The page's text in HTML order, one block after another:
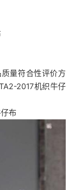
量符合性评价方
2017机织牛仔
布